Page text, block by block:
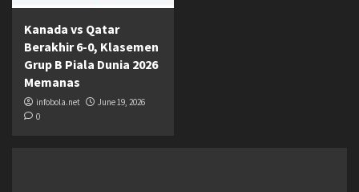
Kanada vs Qatar
Berakhir 6-0, Klasemen
Grup B Piala Dunia 2026
Memanas
infobola.net
June 19, 2026
0